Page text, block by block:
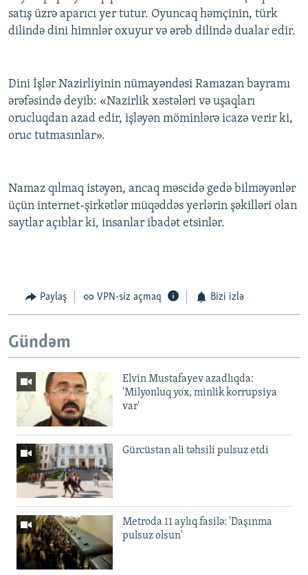
satış üzrə aparıcı yer tutur. Oyuncaq həmçinin, türk
dilində dini himnlər oxuyur və ərəb dilində dualar edir.
Dini İşlər Nazirliyinin nümayəndəsi Ramazan bayramı
ərəfəsində deyib: «Nazirlik xəstələri və uşaqları
orucluqdan azad edir, işləyən möminlərə icazə verir ki,
oruc tutmasınlar».
Namaz qılmaq istəyən, ancaq məscidə gedə bilməyənlər
üçün internet-şirkətlər müqəddəs yerlərin şəkilləri olan
saytlar açıblar ki, insanlar ibadət etsinlər.
Paylaş VPN-siz açmaq Bizi izlə
Gündəm
Elvin Mustafayev azadlıqda:
'Milyonluq yox, minlik korrupsiya
var'
Gürcüstan ali təhsili pulsuz etdi
Metroda 11 aylıq fasilə: 'Daşınma
pulsuz olsun'